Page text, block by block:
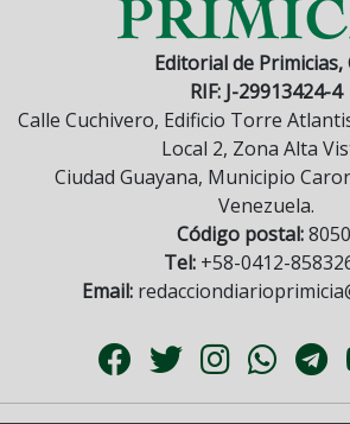
Editorial de Primicias,
RIF: J-29913424-4
Calle Cuchivero, Edificio Torre
Local 2, Zona Alta
Ciudad Guayana, Municipio
Venezuela.
Código postal:
Tel:+58-0412-
Email: